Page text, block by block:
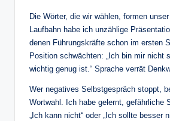
Die Wörter, die wir wählen, formen
Laufbahn habe ich unzählige
denen Führungskräfte schon im ersten
Position schwächten: „Ich bin mir nicht
wichtig genug ist.“ Sprache verrät
Wer negatives Selbstgespräch stoppt,
Wortwahl. Ich habe gelernt, gefährliche
„Ich kann nicht“ oder „Ich sollte besser